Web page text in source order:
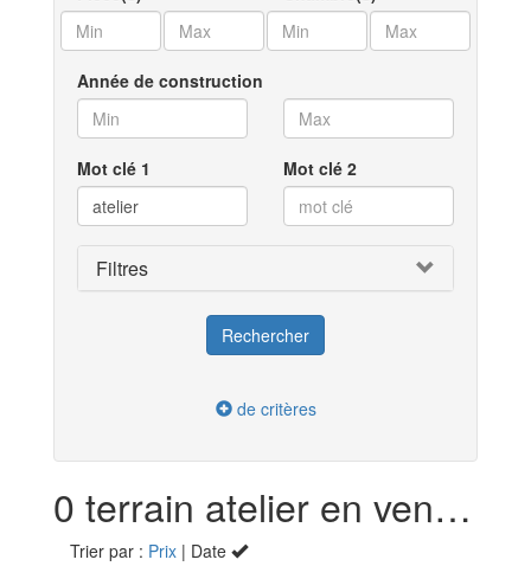
Année de construction
Mot clé 1 Mot clé 2
Filtres
de critères
0 terrain atelier en vente à Les Pavillons-sous-Bois (93)
Trier par : Prix | Date